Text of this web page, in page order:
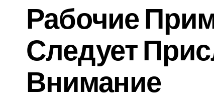
Рабочие
Следует
Внимание